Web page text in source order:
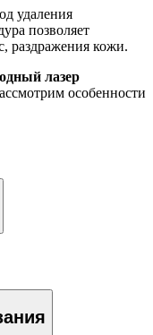
удаления
позволяет
раздражения кожи.
лазер
особенности